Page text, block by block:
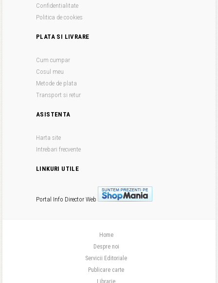
Confidentialitate
Politica de cookies
PLATA SI LIVRARE
Cum cumpar
Cosul meu
Metode de plata
Transport si retur
ASISTENTA
Harta site
Intrebari frecvente
LINKURI UTILE
Portal Info Director Web
Home
Despre noi
Servicii Editoriale
Publicare carte
Librarie